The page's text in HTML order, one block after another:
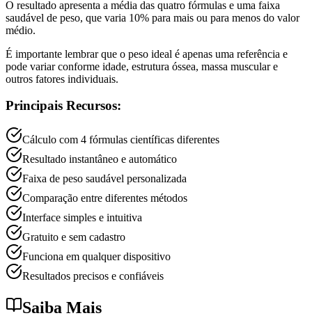
O resultado apresenta a média das quatro fórmulas e uma faixa
saudável de peso, que varia 10% para mais ou para menos do valor
médio.
É importante lembrar que o peso ideal é apenas uma referência e
pode variar conforme idade, estrutura óssea, massa muscular e
outros fatores individuais.
Principais Recursos:
Cálculo com 4 fórmulas científicas diferentes
Resultado instantâneo e automático
Faixa de peso saudável personalizada
Comparação entre diferentes métodos
Interface simples e intuitiva
Gratuito e sem cadastro
Funciona em qualquer dispositivo
Resultados precisos e confiáveis
Saiba Mais